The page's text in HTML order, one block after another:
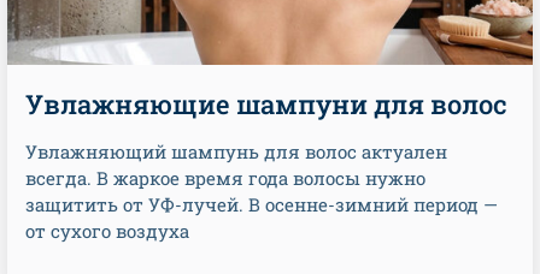
Увлажняющие шампуни для волос
Увлажняющий шампунь для волос актуален
всегда. В жаркое время года волосы нужно
защитить от УФ-лучей. В осенне-зимний период —
от сухого воздуха